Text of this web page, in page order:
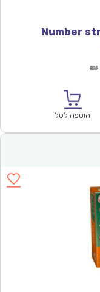
₪
הוספה לסל